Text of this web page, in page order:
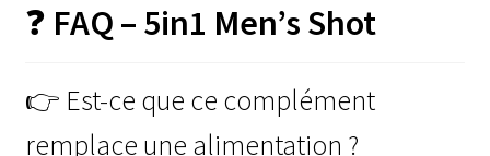
❓ FAQ – 5in1 Men’s Shot
👉 Est-ce que ce complément
remplace une alimentation ?